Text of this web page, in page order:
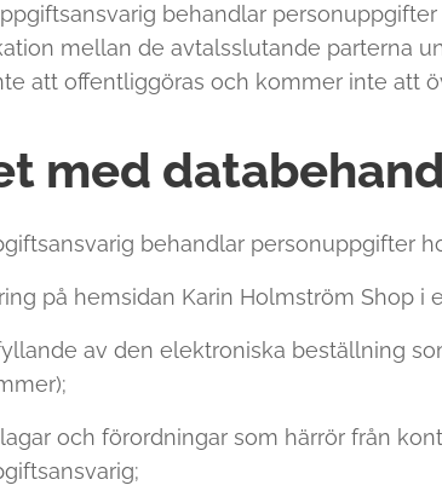
behandlar
mellan de avtalsslutande parterna
att offentliggöras och kommer inte att
med
behandlar personuppgifter
på hemsidan Karin Holmström Shop i
av den elektroniska beställning
och förordningar som härrör från